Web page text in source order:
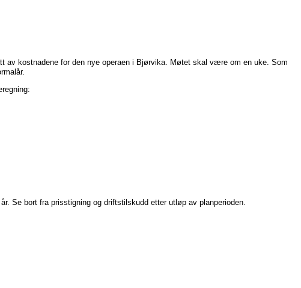
av kostnadene for den nye operaen i Bjørvika. Møtet skal være om en uke. Som
Se bort fra prisstigning og driftstilskudd etter utløp av planperioden.